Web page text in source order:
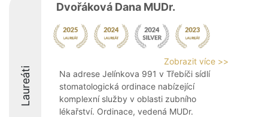
Laureáti
Dvořáková Dana MUDr.
Zobrazit více >>
Na adrese Jelínkova 991 v Třebíči sídlí
stomatologická ordinace nabízející
komplexní služby v oblasti zubního
lékařství. Ordinace, vedená MUDr.